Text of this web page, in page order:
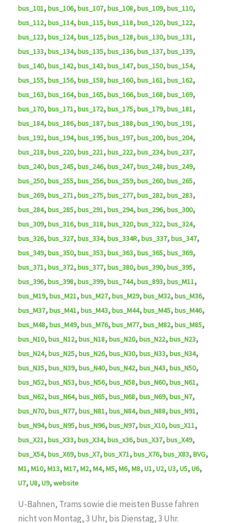
bus_101, bus_106, bus_107, bus_108, bus_109, bus_110,
bus_112, bus_114, bus_115, bus_118, bus_120, bus_122,
bus_123, bus_124, bus_125, bus_128, bus_130, bus_131,
bus_133, bus_134, bus_135, bus_136, bus_137, bus_139,
bus_140, bus_142, bus_143, bus_147, bus_150, bus_154,
bus_155, bus_156, bus_158, bus_160, bus_161, bus_162,
bus_163, bus_164, bus_165, bus_166, bus_168, bus_169,
bus_170, bus_171, bus_172, bus_175, bus_179, bus_181,
bus_184, bus_186, bus_187, bus_188, bus_190, bus_191,
bus_192, bus_194, bus_195, bus_197, bus_200, bus_204,
bus_218, bus_220, bus_221, bus_222, bus_234, bus_237,
bus_240, bus_245, bus_246, bus_247, bus_248, bus_249,
bus_250, bus_255, bus_256, bus_259, bus_260, bus_265,
bus_269, bus_271, bus_275, bus_277, bus_282, bus_283,
bus_284, bus_285, bus_291, bus_294, bus_296, bus_300,
bus_309, bus_316, bus_318, bus_320, bus_322, bus_324,
bus_326, bus_327, bus_334, bus_334R, bus_337, bus_347,
bus_349, bus_350, bus_353, bus_363, bus_365, bus_369,
bus_371, bus_372, bus_377, bus_380, bus_390, bus_395,
bus_396, bus_398, bus_399, bus_744, bus_893, bus_M11,
bus_M19, bus_M21, bus_M27, bus_M29, bus_M32, bus_M36,
bus_M37, bus_M41, bus_M43, bus_M44, bus_M45, bus_M46,
bus_M48, bus_M49, bus_M76, bus_M77, bus_M82, bus_M85,
bus_N10, bus_N12, bus_N18, bus_N20, bus_N22, bus_N23,
bus_N24, bus_N25, bus_N26, bus_N30, bus_N33, bus_N34,
bus_N35, bus_N39, bus_N40, bus_N42, bus_N43, bus_N50,
bus_N52, bus_N53, bus_N56, bus_N58, bus_N60, bus_N61,
bus_N62, bus_N64, bus_N65, bus_N68, bus_N69, bus_N7,
bus_N70, bus_N77, bus_N81, bus_N84, bus_N88, bus_N91,
bus_N94, bus_N95, bus_N96, bus_N97, bus_X10, bus_X11,
bus_X21, bus_X33, bus_X34, bus_x36, bus_X37, bus_X49,
bus_X54, bus_X69, bus_X7, bus_X71, bus_X76, bus_X83,BVG,
M1,M10,M13,M17,M2,M4,M5,M6,M8,U1,U2,U3,U5,U6,
U7,U8,U9,website
U-Bahnen, Trams sowie die meisten Busse fahren
nicht von Montag, 3 Uhr, bis Dienstag, 3 Uhr.